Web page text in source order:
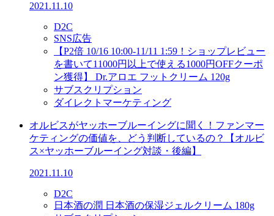
2021.11.10
D2C
SNS広告
【P2倍 10/16 10:00-11/11 1:59！ショップレビュー
を書いて11000円以上で使える1000円OFFクーポ
ン獲得】 Dr.アロエ フットクリーム 120g
サブスクリプション
ダイレクトマーケティング
オルビスがヤッホーブルーイングに聞く！ファンマー
ケティングの価値を、どう判断しているの？【オルビ
ス×ヤッホーブルーイング対談・後編】
2021.11.10
D2C
日本酒の潤 日本酒の保湿ジェルクリーム 180g